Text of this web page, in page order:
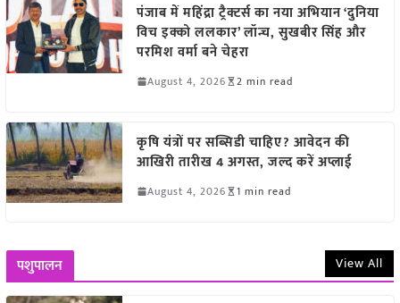
पंजाब में महिंद्रा ट्रैक्टर्स का नया अभियान ‘दुनिया
विच इक्को ललकार’ लॉन्च, सुखबीर सिंह और
परमिश वर्मा बने चेहरा
August 4, 2026 2 min read
कृषि यंत्रों पर सब्सिडी चाहिए? आवेदन की
आखिरी तारीख 4 अगस्त, जल्द करें अप्लाई
August 4, 2026 1 min read
पशुपालन View All